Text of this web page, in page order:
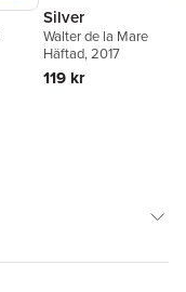
Silver
Walter de la Mare
Häftad, 2017
119 kr